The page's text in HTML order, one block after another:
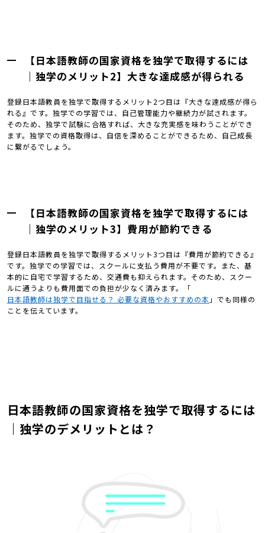
【日本語教師の国家資格を独学で取得するには
｜独学のメリット2】大きな達成感が得られる
登録日本語教員を独学で取得するメリット2つ目は『大きな達成感が得ら
れる』です。独学での学習では、自己管理能力や継続力が試されます。
そのため、独学で試験に合格すれば、大きな充実感を味わうことができ
ます。独学での資格取得は、自信を深めることができるため、自己成長
に繋がるでしょう。
【日本語教師の国家資格を独学で取得するには
｜独学のメリット3】費用が節約できる
登録日本語教員を独学で取得するメリット3つ目は『費用が節約できる』
です。独学での学習では、スクールに支払う費用が不要です。また、基
本的に自宅で学習するため、交通費も抑えられます。そのため、スクー
ルに通うよりも費用面での負担が少なく済みます。「
日本語教師は独学で目指せる？ 必要な資格やおすすめの本 」でも同様の
ことを伝えています。
日本語教師の国家資格を独学で取得するには
｜独学のデメリットとは？